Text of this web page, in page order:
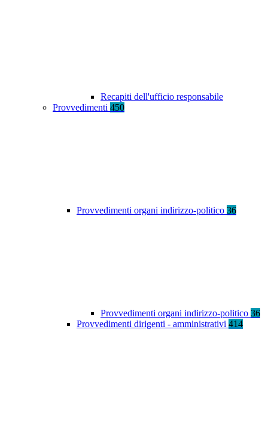
Recapiti dell'ufficio responsabile
Provvedimenti 450
Provvedimenti organi indirizzo-politico 36
Provvedimenti organi indirizzo-politico 36
Provvedimenti dirigenti - amministrativi 414